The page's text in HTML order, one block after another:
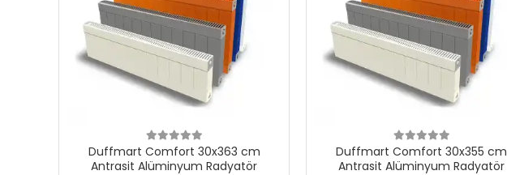
Duffmart Comfort 30x363 cm
Antrasit Alüminyum Radyatör
Duffmart Comfort 30x355 cm
Antrasit Alüminyum Radyatör